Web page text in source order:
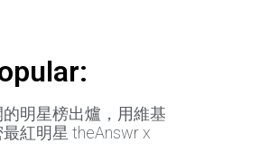
明星榜出爐，用維基
紅明星 theAnswr x